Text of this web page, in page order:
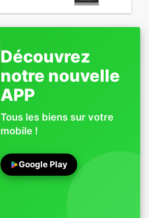
Découvrez
notre nouvelle
APP
Tous les biens sur votre
mobile !
Google Play